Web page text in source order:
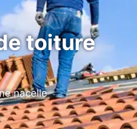
toiture
nacelle